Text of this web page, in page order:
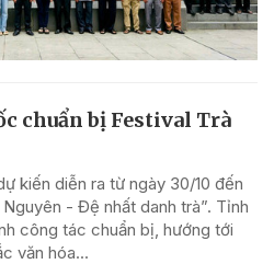
chuẩn bị Festival Trà
kiến diễn ra từ ngày 30/10 đến
- Đệ nhất danh trà”. Tỉnh
công tác chuẩn bị, hướng tới
văn hóa...